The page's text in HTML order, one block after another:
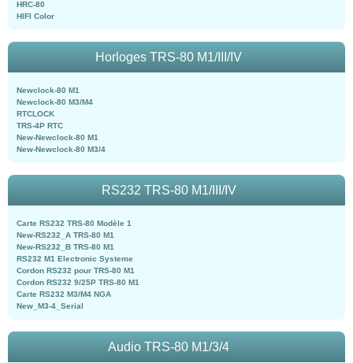
HRC-80
HIFI Color
Horloges TRS-80 M1/III/IV
Newclock-80 M1
Newclock-80 M3/M4
RTCLOCK
TRS-4P RTC
New-Newclock-80 M1
New-Newclock-80 M3/4
RS232 TRS-80 M1/III/IV
Carte RS232 TRS-80 Modèle 1
New-RS232_A TRS-80 M1
New-RS232_B TRS-80 M1
RS232 M1 Electronic Systeme
Cordon RS232 pour TRS-80 M1
Cordon RS232 9/25P TRS-80 M1
Carte RS232 M3/M4 NGA
New_M3-4_Serial
Audio TRS-80 M1/3/4